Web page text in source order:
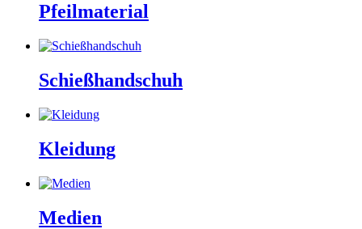
Pfeilmaterial
Schießhandschuh
Kleidung
Medien